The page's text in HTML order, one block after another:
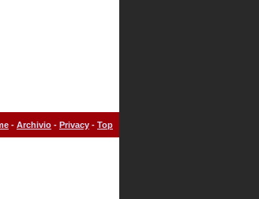
- Archivio - Privacy - Top